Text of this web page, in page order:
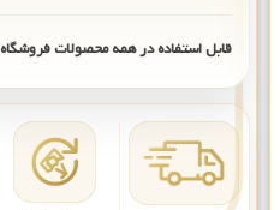
قابل استفاده در همه محصولات فروشگاه